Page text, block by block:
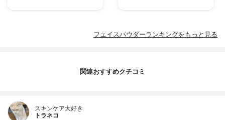
フェイスパウダーランキングをもっと見る
関連おすすめクチコミ
スキンケア大好き
トラネコ